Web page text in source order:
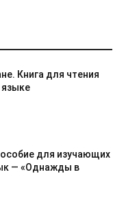
Книга для чтения
для изучающих
— «Однажды в